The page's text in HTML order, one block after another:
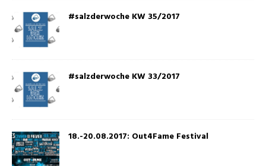
#salzderwoche KW 35/2017
#salzderwoche KW 33/2017
18.-20.08.2017: Out4Fame Festival